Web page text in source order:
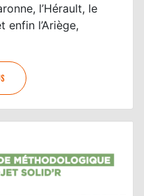
l’Hérault, le
enfin l’Ariège,